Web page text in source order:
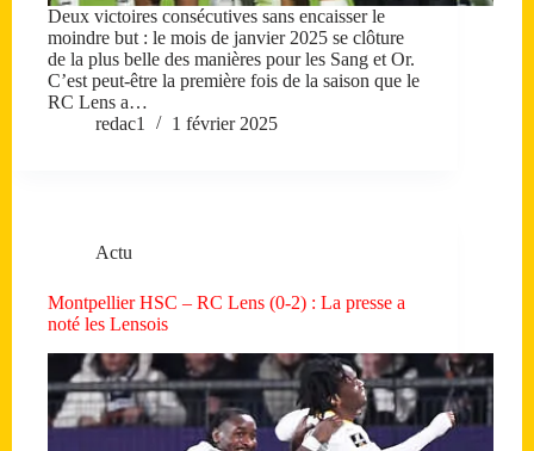
Deux victoires consécutives sans encaisser le
moindre but : le mois de janvier 2025 se clôture
de la plus belle des manières pour les Sang et Or.
C’est peut-être la première fois de la saison que le
RC Lens a…
redac1
1 février 2025
Actu
Montpellier HSC – RC Lens (0-2) : La presse a
noté les Lensois